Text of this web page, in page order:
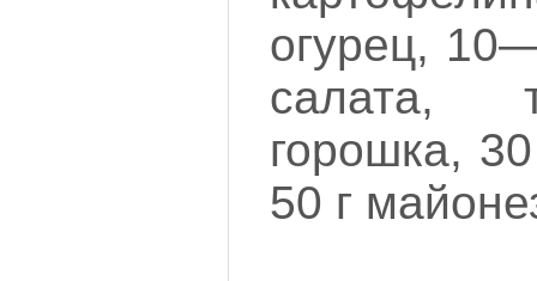
огурец,
салата,
горошка,
50 г